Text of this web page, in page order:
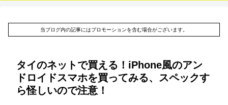
当ブログ内の記事にはプロモーションを含む場合がございます。
タイのネットで買える！iPhone風のアン
ドロイドスマホを買ってみる、スペックす
ら怪しいので注意！